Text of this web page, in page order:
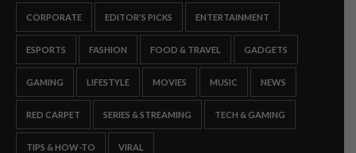
CORPORATE EDITOR'S PICKS ENTERTAINMENT
ESPORTS FASHION FOOD & TRAVEL GADGETS
GAMING LIFESTYLE MOVIES MUSIC NEWS
RED CARPET SERIES & STREAMING TECH & GAMING
TIPS & HOW-TO VIRAL